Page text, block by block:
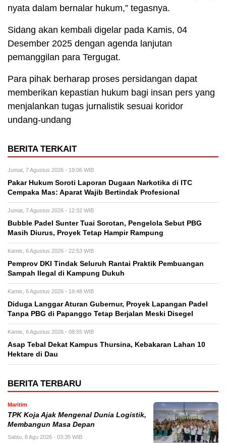
nyata dalam bernalar hukum,” tegasnya.
Sidang akan kembali digelar pada Kamis, 04
Desember 2025 dengan agenda lanjutan
pemanggilan para Tergugat.
Para pihak berharap proses persidangan dapat
memberikan kepastian hukum bagi insan pers yang
menjalankan tugas jurnalistik sesuai koridor
undang-undang
BERITA TERKAIT
Jumat, 7 Agustus 2026 - 19:06 WIB
Pakar Hukum Soroti Laporan Dugaan Narkotika di ITC
Cempaka Mas: Aparat Wajib Bertindak Profesional
Jumat, 7 Agustus 2026 - 12:32 WIB
Bubble Padel Sunter Tuai Sorotan, Pengelola Sebut PBG
Masih Diurus, Proyek Tetap Hampir Rampung
Kamis, 6 Agustus 2026 - 22:53 WIB
Pemprov DKI Tindak Seluruh Rantai Praktik Pembuangan
Sampah Ilegal di Kampung Dukuh
Kamis, 6 Agustus 2026 - 19:48 WIB
Diduga Langgar Aturan Gubernur, Proyek Lapangan Padel
Tanpa PBG di Papanggo Tetap Berjalan Meski Disegel
Kamis, 6 Agustus 2026 - 08:55 WIB
Asap Tebal Dekat Kampus Thursina, Kebakaran Lahan 10
Hektare di Dau
BERITA TERBARU
Maritim
TPK Koja Ajak Mengenal Dunia Logistik,
Membangun Masa Depan
Sabtu, 8 Agu 2026 - 03:35 WIB